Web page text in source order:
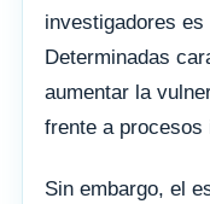
investigadores es
Determinadas
aumentar la
frente a procesos
Sin embargo, el